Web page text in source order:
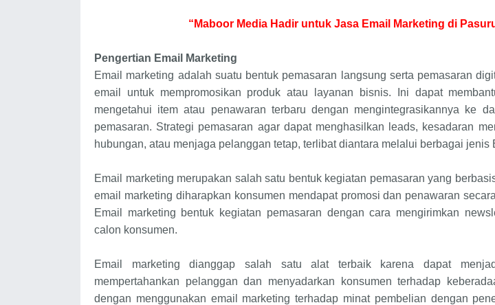
“Maboor Media Hadir untuk Jasa Email Marketing di
Pengertian Email Marketing
Email marketing adalah suatu bentuk pemasaran langsung serta pemasaran
email untuk mempromosikan produk atau layanan bisnis. Ini dapat
mengetahui item atau penawaran terbaru dengan mengintegrasikannya ke
pemasaran. Strategi pemasaran agar dapat menghasilkan leads, kesadaran
hubungan, atau menjaga pelanggan tetap, terlibat diantara melalui berbagai jenis
Email marketing merupakan salah satu bentuk kegiatan pemasaran yang
email marketing diharapkan konsumen mendapat promosi dan penawaran
Email marketing bentuk kegiatan pemasaran dengan cara mengirimkan
calon konsumen.
Email marketing dianggap salah satu alat terbaik karena dapat
mempertahankan pelanggan dan menyadarkan konsumen terhadap
dengan menggunakan email marketing terhadap minat pembelian dengan